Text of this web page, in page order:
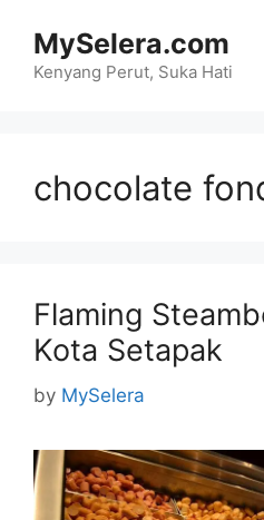
content
MySelera.com
Kenyang Perut, Suka Hati
chocolate
Flaming
Kota Setapak
by MySelera